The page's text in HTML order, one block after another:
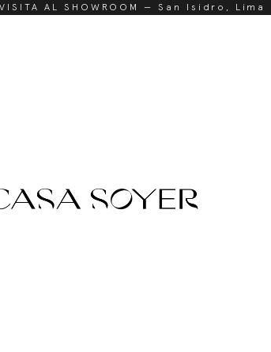
VISITA AL SHOWROOM — San Isidro, Lima